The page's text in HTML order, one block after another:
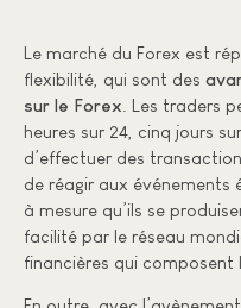
Le marché du Forex est
flexibilité, qui sont des
sur le Forex . Les traders
heures sur 24, cinq jours
d’effectuer des
de réagir aux événements
à mesure qu’ils se
facilité par le réseau
financières qui composent